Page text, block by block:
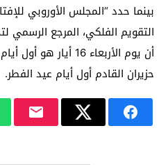
بينما حدد “المجلس الأوروبي
التقويم الفلكي، المرجع الرسمي
حزيران القادم أول أيام عيد الفطر.